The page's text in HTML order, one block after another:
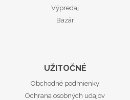
Výpredaj
Bazár
UŽITOČNÉ
Obchodné podmienky
Ochrana osobných udajov